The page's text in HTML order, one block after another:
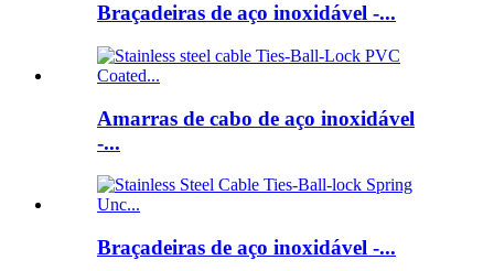
Braçadeiras de aço inoxidável -...
Amarras de cabo de aço inoxidável
-...
Braçadeiras de aço inoxidável -...